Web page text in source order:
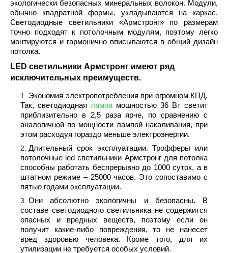
экологически безопасных минеральных волокон. Модули,
обычно квадратной формы, укладываются на каркас.
Светодиодные светильники «Армстронг» по размерам
точно подходят к потолочным модулям, поэтому легко
монтируются и гармонично вписываются в общий дизайн
потолка.
LED светильники Армстронг имеют ряд
исключительных преимуществ.
Экономия электропотребления при огромном КПД.
Так, светодиодная лампа мощностью 36 Вт светит
приблизительно в 2,5 раза ярче, по сравнению с
аналогичной по мощности лампой накаливания, при
этом расходуя гораздо меньше электроэнергии.
Длительный срок эксплуатации. Трофферы или
потолочные led светильники Армстронгдля потолка
способны работать беспрерывно до 1000 суток, а в
штатном режиме – 25000 часов. Это сопоставимо с
пятью годами эксплуатации.
Они абсолютно экологичны и безопасны. В
составе светодиодного светильника не содержится
опасных и вредных веществ, поэтому если он
получит какие-либо повреждения, то не нанесет
вред здоровью человека. Кроме того, для их
утилизации не требуется особых условий.